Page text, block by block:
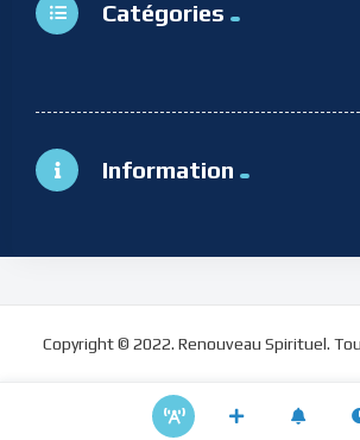
Catégories
Information
Copyright © 2022. Renouveau Spirituel.